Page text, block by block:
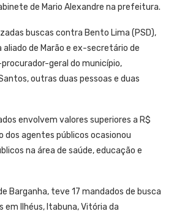
de Mario Alexandre na prefeitura.
buscas contra Bento Lima (PSD),
de Marão e ex-secretário de
geral do município,
outras duas pessoas e duas
envolvem valores superiores a R$
dos agentes públicos ocasionou
na área de saúde, educação e
Barganha, teve 17 mandados de busca
em Ilhéus, Itabuna, Vitória da